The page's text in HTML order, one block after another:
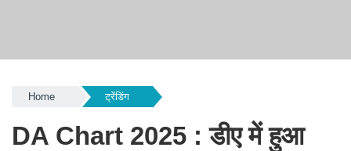
Home ट्रेंडिंग
DA Chart 2025 : डीए में हुआ